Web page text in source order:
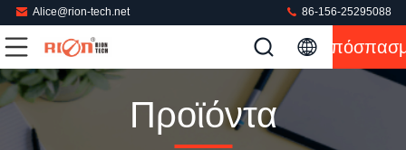
Alice@rion-tech.net 86-156-25295088
Προϊόντα